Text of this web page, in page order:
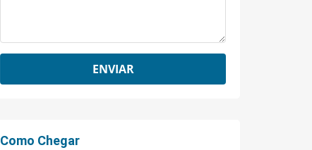
Como Chegar